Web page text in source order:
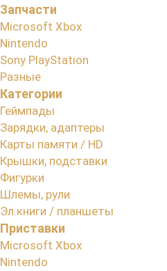
Запчасти
Microsoft Xbox
Nintendo
Sony PlayStation
Разные
Категории
Геймпады
Зарядки, адаптеры
Карты памяти / HD
Крышки, подставки
Фигурки
Шлемы, рули
Эл.книги / планшеты
Приставки
Microsoft Xbox
Nintendo